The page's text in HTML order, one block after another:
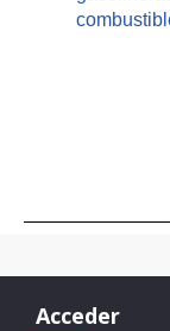
Acceder